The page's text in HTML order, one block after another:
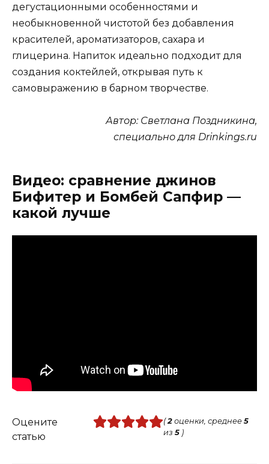
дегустационными особенностями и
необыкновенной чистотой без добавления
красителей, ароматизаторов, сахара и
глицерина. Напиток идеально подходит для
создания коктейлей, открывая путь к
самовыражению в барном творчестве.
Автор: Светлана Поздникина,
специально для Drinkings.ru
Видео: сравнение джинов
Бифитер и Бомбей Сапфир —
какой лучше
Оцените
статью
(2оценки, среднее 5
из 5)